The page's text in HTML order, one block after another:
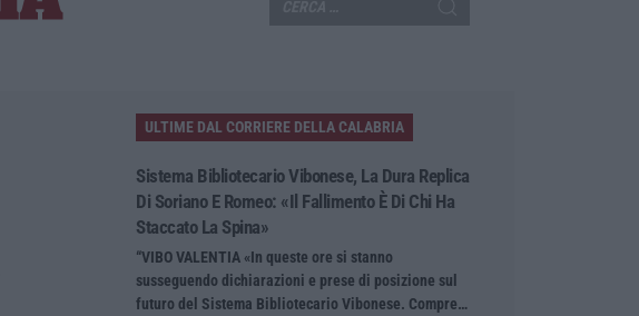
ULTIME DAL CORRIERE DELLA CALABRIA
Sistema Bibliotecario Vibonese, La Dura Replica
Di Soriano E Romeo: «Il Fallimento È Di Chi Ha
Staccato La Spina»
“VIBO VALENTIA «In queste ore si stanno
susseguendo dichiarazioni e prese di posizione sul
futuro del Sistema Bibliotecario Vibonese. Compre…